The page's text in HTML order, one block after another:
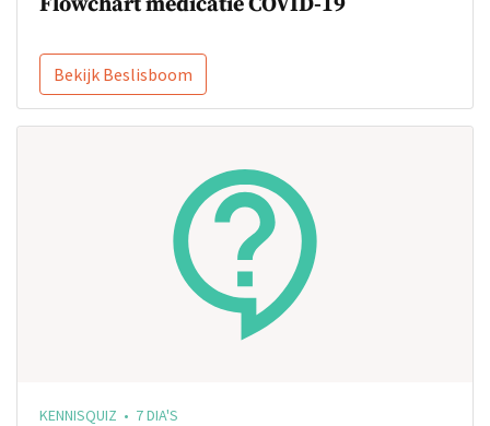
Bekijk Beslisboom
KENNISQUIZ • 7 DIA'S